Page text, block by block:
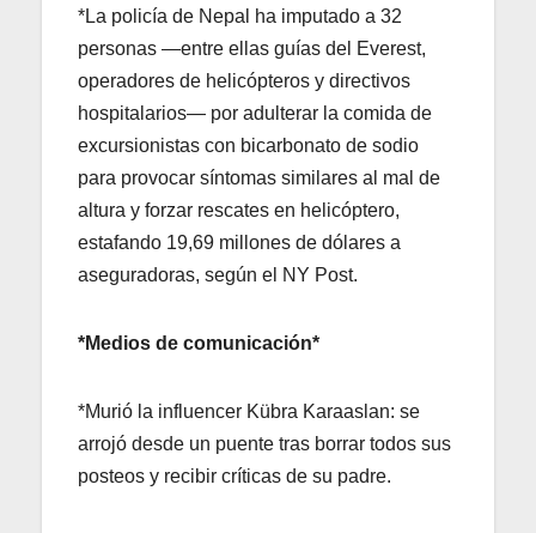
*La policía de Nepal ha imputado a 32
personas —entre ellas guías del Everest,
operadores de helicópteros y directivos
hospitalarios— por adulterar la comida de
excursionistas con bicarbonato de sodio
para provocar síntomas similares al mal de
altura y forzar rescates en helicóptero,
estafando 19,69 millones de dólares a
aseguradoras, según el NY Post.
*Medios de comunicación*
*Murió la influencer Kübra Karaaslan: se
arrojó desde un puente tras borrar todos sus
posteos y recibir críticas de su padre.